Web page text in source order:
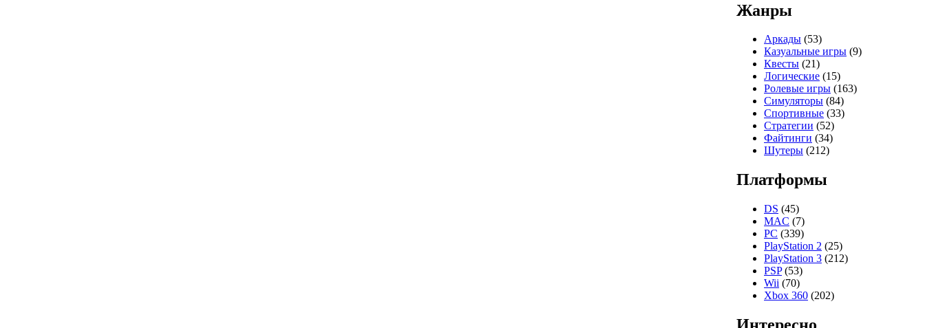
Жанры
Аркады (53)
Казуальные игры (9)
Квесты (21)
Логические (15)
Ролевые игры (163)
Симуляторы (84)
Спортивные (33)
Стратегии (52)
Файтинги (34)
Шутеры (212)
Платформы
DS (45)
MAC (7)
PC (339)
PlayStation 2 (25)
PlayStation 3 (212)
PSP(53)
Wii (70)
Xbox 360 (202)